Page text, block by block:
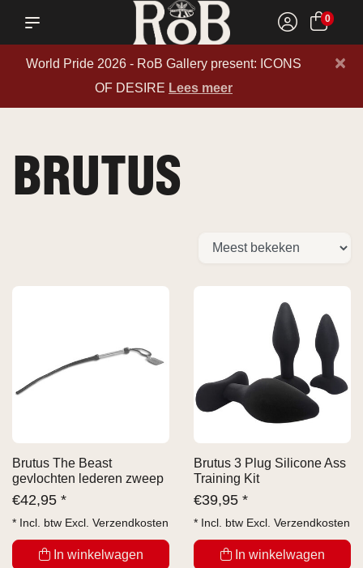
0
World Pride 2026 - RoB Gallery present: ICONS
OF DESIRE Lees meer
×
BRUTUS
Brutus The Beast
gevlochten lederen zweep
€42,95 *
* Incl. btw Excl. Verzendkosten
In winkelwagen
Brutus 3 Plug Silicone Ass
Training Kit
€39,95 *
* Incl. btw Excl. Verzendkosten
In winkelwagen